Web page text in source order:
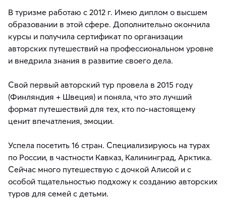
В туризме работаю с 2012 г. Имею диплом о высшем
образовании в этой сфере. Дополнительно окончила
курсы и получила сертификат по организации
авторских путешествий на профессиональном уровне
и внедрила знания в развитие своего дела.
Свой первый авторский тур провела в 2015 году
(Финляндия + Швеция) и поняла, что это лучший
формат путешествий для тех, кто по-настоящему
ценит впечатления, эмоции.
Успела посетить 16 стран. Специализируюсь на турах
по России, в частности Кавказ, Калининград, Арктика.
Сейчас много путешествую с дочкой Алисой и с
особой тщательностью подхожу к созданию авторских
туров для семей с детьми.